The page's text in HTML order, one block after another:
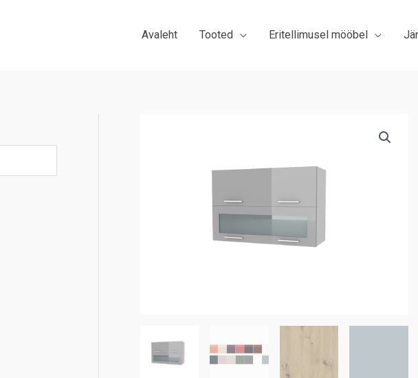
Avaleht Tooted Eritellimusel mööbel